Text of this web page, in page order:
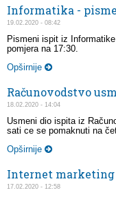
Informatika -
19.02.2020 - 08:42
Pismeni ispit iz
pomjera na 17:30.
Opširnije
Računovodstvo
18.02.2020 - 14:04
Usmeni dio ispita iz
sati ce se pomaknuti na
Opširnije
Internet marketing
17.02.2020 - 12:58